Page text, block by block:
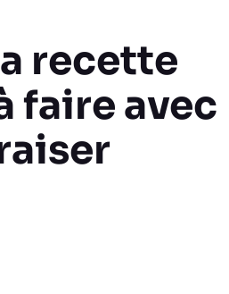
recette
faire avec